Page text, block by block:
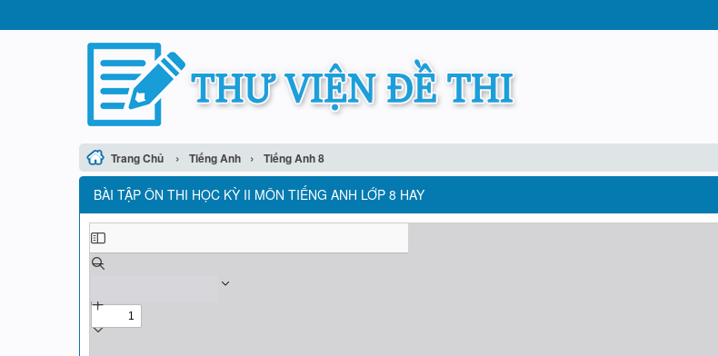
Trang Chủ › Tiếng Anh › Tiếng Anh 8
BÀI TẬP ÔN THI HỌC KỲ II MÔN TIẾNG ANH LỚP 8 HAY